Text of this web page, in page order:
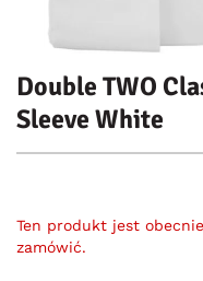
Double TWO
Sleeve White
Ten produkt jest
zamówić.